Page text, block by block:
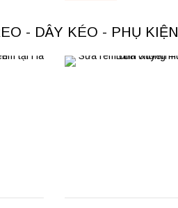
- DÂY KÉO - PHỤ KIỆN